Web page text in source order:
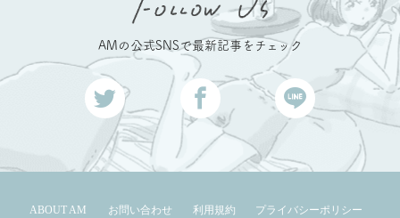
AMの公式SNSで最新記事をチェック
ABOUT AM お問い合わせ 利用規約
プライバシーポリシー